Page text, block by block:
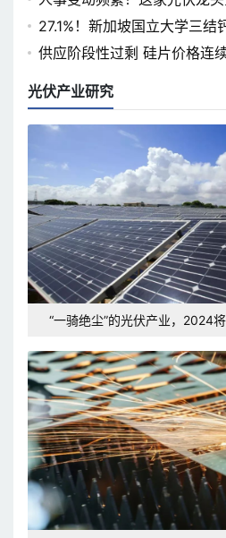
27.1%！新加坡国立大学三结
供应阶段性过剩 硅片价格连
光伏产业研究
“一骑绝尘”的光伏产业，2024